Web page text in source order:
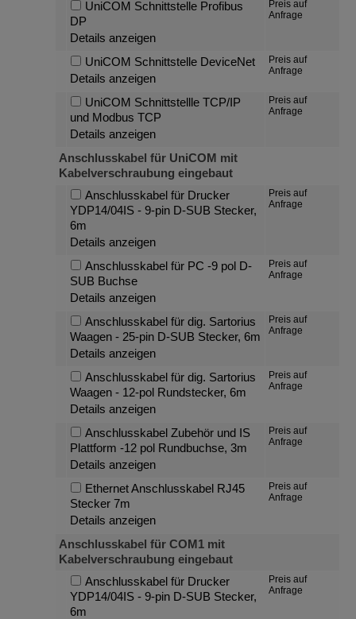
UniCOM Schnittstelle Profibus
DP
Details anzeigen
Preis auf
Anfrage
UniCOM Schnittstelle DeviceNet
Details anzeigen
Preis auf
Anfrage
UniCOM Schnittstellle TCP/IP
und Modbus TCP
Details anzeigen
Preis auf
Anfrage
Anschlusskabel für UniCOM mit
Kabelverschraubung eingebaut
Anschlusskabel für Drucker
YDP14/04IS - 9-pin D-SUB Stecker,
6m
Details anzeigen
Preis auf
Anfrage
Anschlusskabel für PC -9 pol D-
SUB Buchse
Details anzeigen
Preis auf
Anfrage
Anschlusskabel für dig. Sartorius
Waagen - 25-pin D-SUB Stecker, 6m
Details anzeigen
Preis auf
Anfrage
Anschlusskabel für dig. Sartorius
Waagen - 12-pol Rundstecker, 6m
Details anzeigen
Preis auf
Anfrage
Anschlusskabel Zubehör und IS
Plattform -12 pol Rundbuchse, 3m
Details anzeigen
Preis auf
Anfrage
Ethernet Anschlusskabel RJ45
Stecker 7m
Details anzeigen
Preis auf
Anfrage
Anschlusskabel für COM1 mit
Kabelverschraubung eingebaut
Anschlusskabel für Drucker
YDP14/04IS - 9-pin D-SUB Stecker,
6m
Preis auf
Anfrage